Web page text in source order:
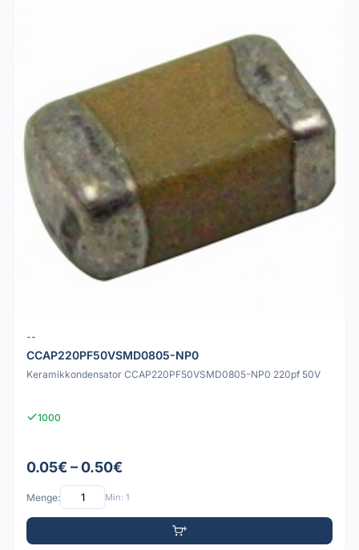
--
CCAP220PF50VSMD0805-NP0
Keramikkondensator CCAP220PF50VSMD0805-NP0 220pf 50V
1000
0.05€ – 0.50€
Menge: Min: 1